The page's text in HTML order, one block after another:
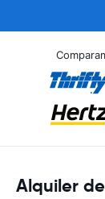
Alquiler